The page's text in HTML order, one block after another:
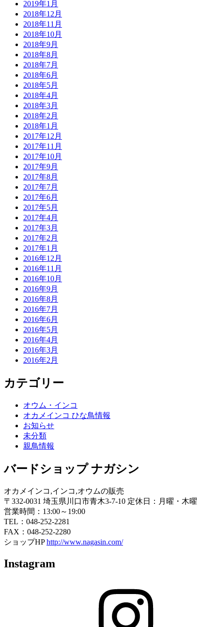
2019年1月
2018年12月
2018年11月
2018年10月
2018年9月
2018年8月
2018年7月
2018年6月
2018年5月
2018年4月
2018年3月
2018年2月
2018年1月
2017年12月
2017年11月
2017年10月
2017年9月
2017年8月
2017年7月
2017年6月
2017年5月
2017年4月
2017年3月
2017年2月
2017年1月
2016年12月
2016年11月
2016年10月
2016年9月
2016年8月
2016年7月
2016年6月
2016年5月
2016年4月
2016年3月
2016年2月
カテゴリー
オウム・インコ
オカメインコ ひな鳥情報
お知らせ
未分類
親鳥情報
バードショップ ナガシン
オカメインコ,インコ,オウムの販売
〒332-0031 埼玉県川口市青木3-7-10 定休日：月曜・木曜
営業時間：13:00～19:00
TEL：048-252-2281
FAX：048-252-2280
ショップHPhttp://www.nagasin.com/
Instagram